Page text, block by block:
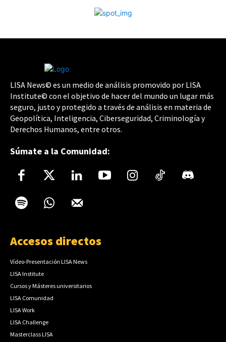
LISA News© es un medio de análisis promovido por LISA
Institute© con el objetivo de hacer del mundo un lugar más
seguro, justo y protegido a través de análisis en materia de
Geopolítica, Inteligencia, Ciberseguridad, Criminología y
Derechos Humanos, entre otros.
Súmate a la Comunidad:
Accesos directos
Vídeo-Presentación LISA News
LISA Institute
Cursos y Másteres universitarios
LISA Comunidad
LISA Work
LISA Challenge
Masterclass LISA